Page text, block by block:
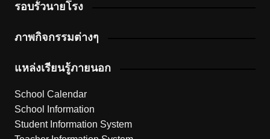
รอบรั้วนายโรง
ภาพกิจกรรมต่างๆ
แหล่งเรียนรู้ภายนอก
School Calendar
School Information
Student Information System